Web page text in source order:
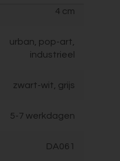
4 cm
urban, pop-art,
industrieel
zwart-wit, grijs
5-7 werkdagen
DA061